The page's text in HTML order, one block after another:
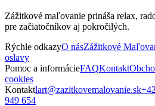
Zážitkové maľovanie prináša relax,
pre začiatočníkov aj pokročilých.
Rýchle odkazyO násZážitkové
oslavy
Pomoc a informácieFAQKontakt
cookies
Kontaktlart@zazitkovemalovanie.sk
949 654